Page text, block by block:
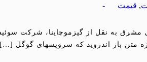
, قیمت -
متن باز اندروید که سرویسهای گوگل […]